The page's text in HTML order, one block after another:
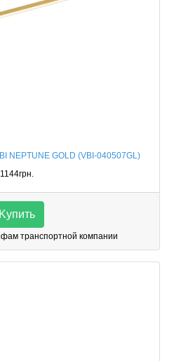
NEPTUNE GOLD (VBI-040507GL)
1144грн.
Kупить
транспортной компании